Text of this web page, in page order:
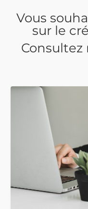
Vous
sur le
Consultez